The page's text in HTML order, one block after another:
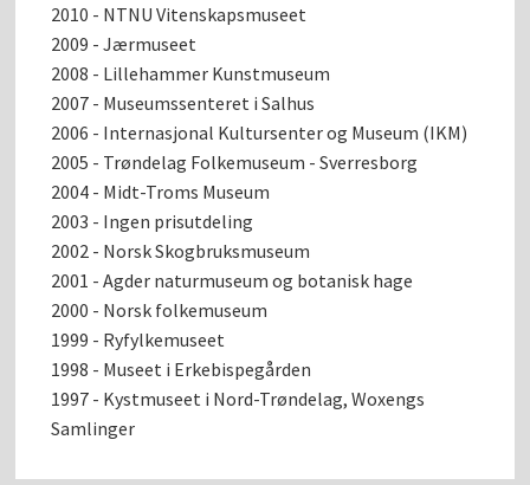
2010 - NTNU Vitenskapsmuseet
2009 - Jærmuseet
2008 - Lillehammer Kunstmuseum
2007 - Museumssenteret i Salhus
2006 - Internasjonal Kultursenter og Museum (IKM)
2005 - Trøndelag Folkemuseum - Sverresborg
2004 - Midt-Troms Museum
2003 - Ingen prisutdeling
2002 - Norsk Skogbruksmuseum
2001 - Agder naturmuseum og botanisk hage
2000 - Norsk folkemuseum
1999 - Ryfylkemuseet
1998 - Museet i Erkebispegården
1997 - Kystmuseet i Nord-Trøndelag, Woxengs
Samlinger